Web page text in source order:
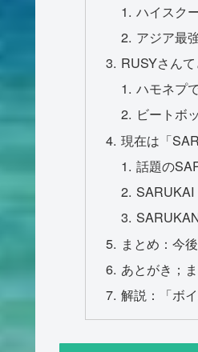
ハイスク
アジア最
RUSYさん
ハモネプ
ビートボ
現在は「
話題の
SARUKAI
まとめ：今
あとがき；
解説：「ボ